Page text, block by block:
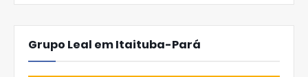
Grupo Leal em Itaituba-Pará